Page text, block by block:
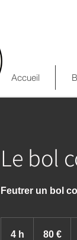
Accueil
Le bol
Feutrer un bol
4 h 80 €